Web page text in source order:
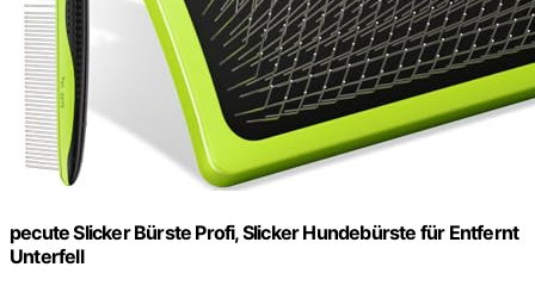
pecute Slicker Bürste Profi, Slicker Hundebürste für Entfernt
Unterfell